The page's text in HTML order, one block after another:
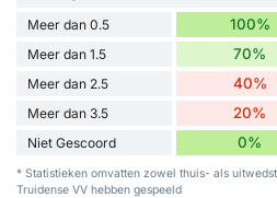
Meer dan 0.5
100%
Meer dan 1.5 70%
Meer dan 2.5 40%
Meer dan 3.5 20%
Niet Gescoord 0%
* Statistieken omvatten zowel thuis- als
Truidense VV hebben gespeeld